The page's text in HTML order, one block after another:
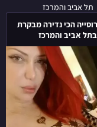
תל אביב והמרכז
הכי נדירה מבקרת
בתל אביב והמרכז
לני
-
הרוסייה
הכי
נדירה
מבקרת
בתל
אביב
והמרכז